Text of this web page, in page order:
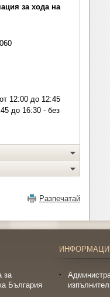
за хода на
12:00 до 12:45
до 16:30 - без
Разпечатай
за
България